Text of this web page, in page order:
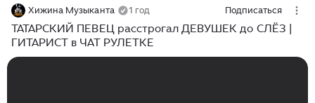
Хижина Музыканта 1 год Подписаться
ТАТАРСКИЙ ПЕВЕЦ расстрогал ДЕВУШЕК до СЛЁЗ |
ГИТАРИСТ в ЧАТ РУЛЕТКЕ